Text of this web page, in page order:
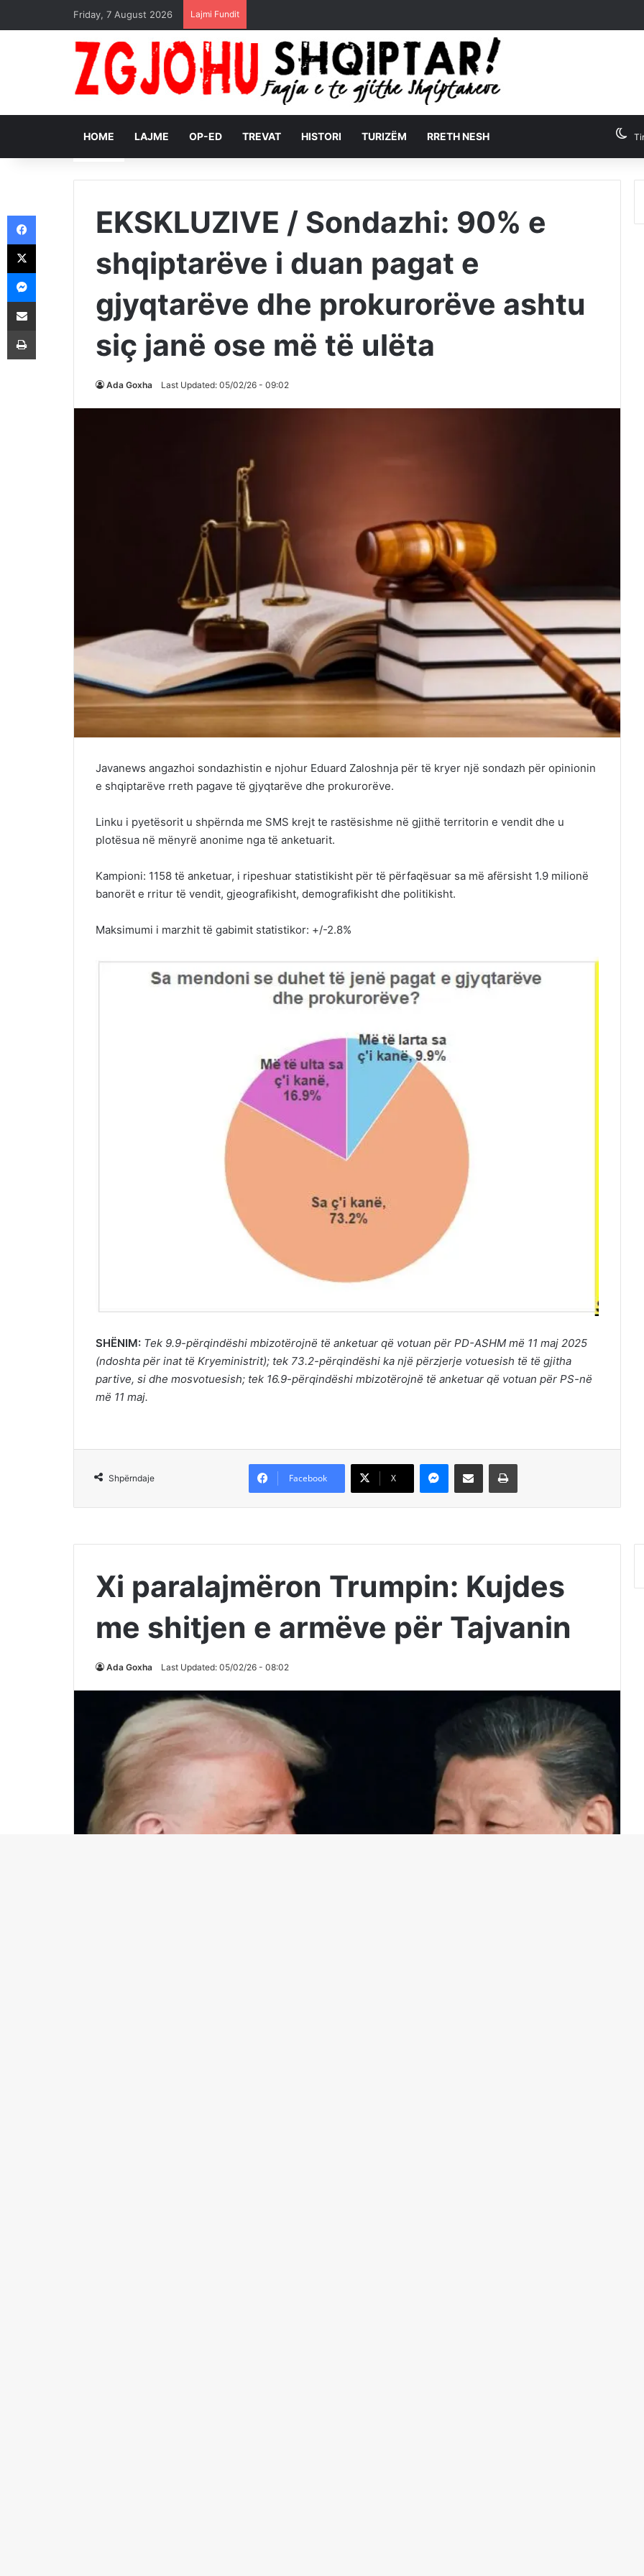
Friday, 7 August 2026 Lajmi Fundit
HOME LAJME OP-ED TREVAT HISTORI TURIZËM RRETH NESH
EKSKLUZIVE / Sondazhi: 90% e
shqiptarëve i duan pagat e
gjyqtarëve dhe prokurorëve ashtu
siç janë ose më të ulëta
Ada Goxha Last Updated: 05/02/26 - 09:02
Javanews angazhoi sondazhistin e njohur Eduard Zaloshnja për të kryer një sondazh për opinionin
e shqiptarëve rreth pagave të gjyqtarëve dhe prokurorëve.
Linku i pyetësorit u shpërnda me SMS krejt te rastësishme në gjithë territorin e vendit dhe u
plotësua në mënyrë anonime nga të anketuarit.
Kampioni: 1158 të anketuar, i ripeshuar statistikisht për të përfaqësuar sa më afërsisht 1.9 milionë
banorët e rritur të vendit, gjeografikisht, demografikisht dhe politikisht.
Maksimumi i marzhit të gabimit statistikor: +/-2.8%
SHËNIM: Tek 9.9-përqindëshi mbizotërojnë të anketuar që votuan për PD-ASHM më 11 maj 2025
(ndoshta për inat të Kryeministrit); tek 73.2-përqindëshi ka një përzjerje votuesish të të gjitha
partive, si dhe mosvotuesish; tek 16.9-përqindëshi mbizotërojnë të anketuar që votuan për PS-në
më 11 maj.
Shpërndaje Facebook X
Messenger Shpërndajeni me anë të postës elektronike Printoje